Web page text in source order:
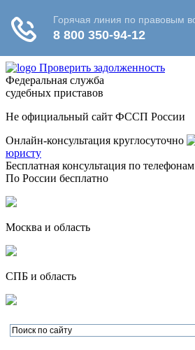
Проверить задолженность
Федеральная служба
судебных приставов
Не официальный сайт ФССП России
Онлайн-консультация круглосуточно
юристу
Бесплатная консультация по телефонам
По России бесплатно
Москва и область
СПБ и область